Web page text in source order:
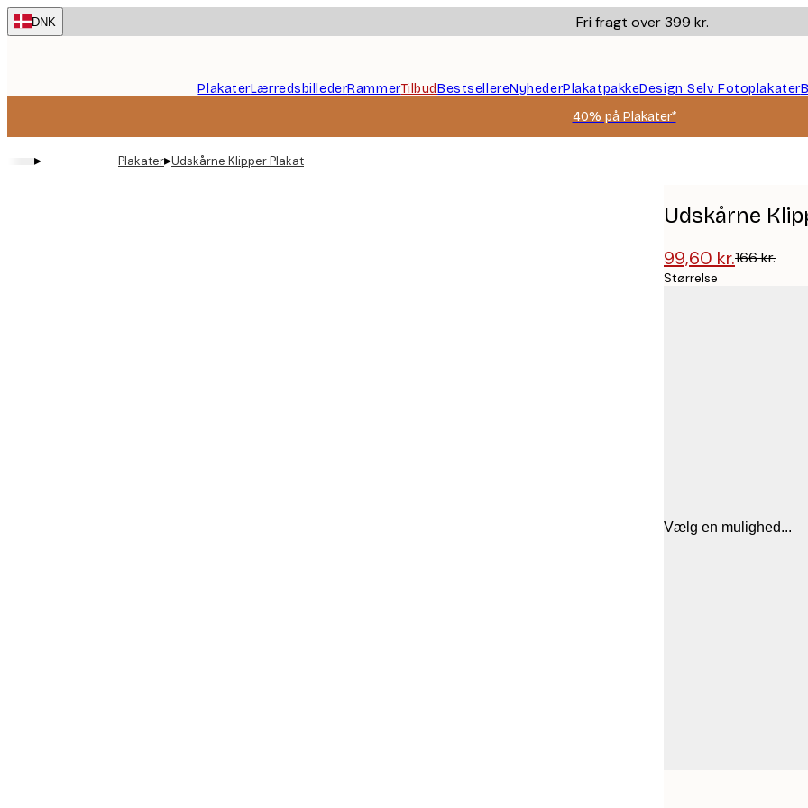
Skip
to
DNK Fri fragt over 399 kr.
PlakaterLærredsbillederRammerTilbudBestsellereNyhederPlakatpakkeDesign Selv Fotoplakater
40% på Plakater*
▸ Plakater▸Udskårne Klipper Plakat
Udskårne
99,60 kr.166 kr.
Størrelse
Vælg en mulighed...